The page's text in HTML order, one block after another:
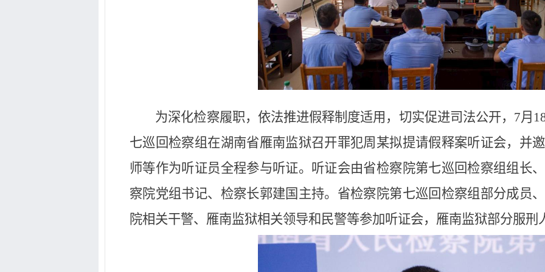
为深化检察履职，依法推进假释制度适用，切实促进司法公开， 7月
七巡回检察组在湖南省雁南监狱召开罪犯周某拟提请假释案听证会，并
师等作为听证员全程参与听证。听证会由省检察院第七巡回检察组组长
察院党组书记、检察长郭建国主持。省检察院第七巡回检察组部分成员
院相关干警、雁南监狱相关领导和民警等参加听证会，雁南监狱部分服刑